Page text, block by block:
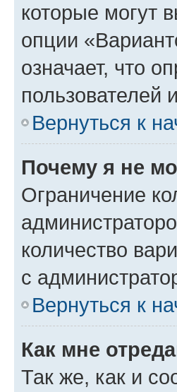
которые могут
опции
означает, что
пользователей
Вернуться к
Почему я не
Ограничение
количество
с
Вернуться к
Как мне
Так же, как и